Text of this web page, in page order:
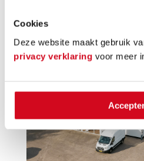
Cookies
Deze website maakt gebruik
privacy verklaring voor meer
Lees meer